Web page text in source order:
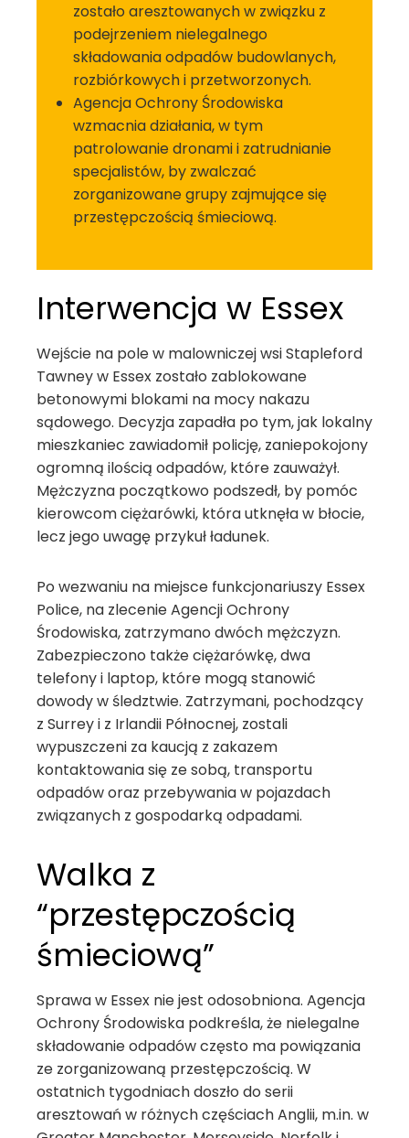
zostało aresztowanych w związku z
podejrzeniem nielegalnego
składowania odpadów budowlanych,
rozbiórkowych i przetworzonych.
Agencja Ochrony Środowiska
wzmacnia działania, w tym
patrolowanie dronami i zatrudnianie
specjalistów, by zwalczać
zorganizowane grupy zajmujące się
przestępczością śmieciową.
Interwencja w Essex
Wejście na pole w malowniczej wsi Stapleford
Tawney w Essex zostało zablokowane
betonowymi blokami na mocy nakazu
sądowego. Decyzja zapadła po tym, jak lokalny
mieszkaniec zawiadomił policję, zaniepokojony
ogromną ilością odpadów, które zauważył.
Mężczyzna początkowo podszedł, by pomóc
kierowcom ciężarówki, która utknęła w błocie,
lecz jego uwagę przykuł ładunek.
Po wezwaniu na miejsce funkcjonariuszy Essex
Police, na zlecenie Agencji Ochrony
Środowiska, zatrzymano dwóch mężczyzn.
Zabezpieczono także ciężarówkę, dwa
telefony i laptop, które mogą stanowić
dowody w śledztwie. Zatrzymani, pochodzący
z Surrey i z Irlandii Północnej, zostali
wypuszczeni za kaucją z zakazem
kontaktowania się ze sobą, transportu
odpadów oraz przebywania w pojazdach
związanych z gospodarką odpadami.
Walka z
“przestępczością
śmieciową”
Sprawa w Essex nie jest odosobniona. Agencja
Ochrony Środowiska podkreśla, że nielegalne
składowanie odpadów często ma powiązania
ze zorganizowaną przestępczością. W
ostatnich tygodniach doszło do serii
aresztowań w różnych częściach Anglii, m.in. w